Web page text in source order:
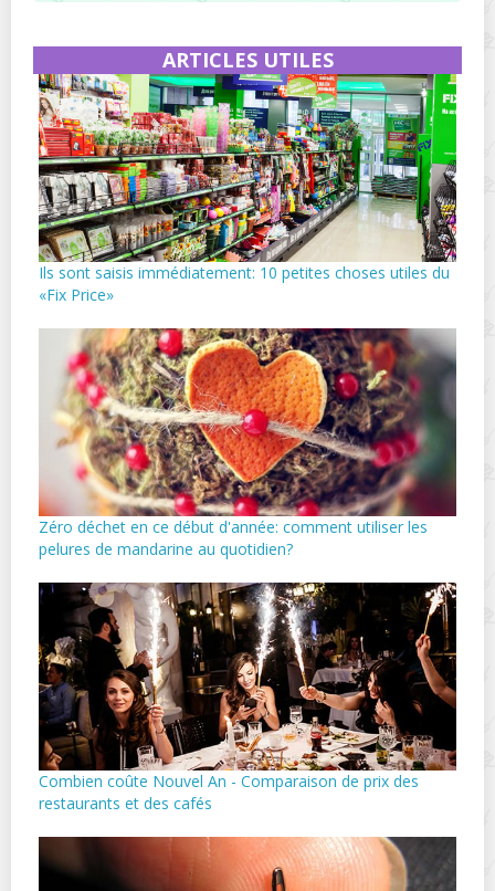
ARTICLES UTILES
Ils sont saisis immédiatement: 10 petites choses utiles du
«Fix Price»
Zéro déchet en ce début d'année: comment utiliser les
pelures de mandarine au quotidien?
Combien coûte Nouvel An - Comparaison de prix des
restaurants et des cafés